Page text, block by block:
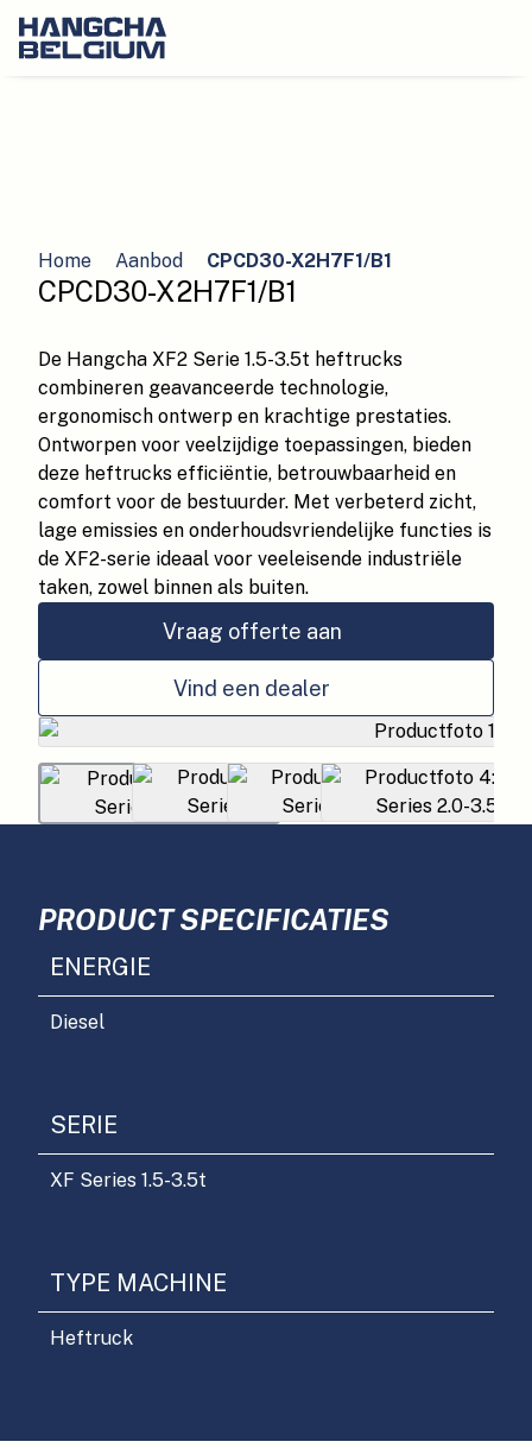
Home Aanbod CPCD30-X2H7F1/B1
CPCD30-X2H7F1/B1
De Hangcha XF2 Serie 1.5-3.5t heftrucks
combineren geavanceerde technologie,
ergonomisch ontwerp en krachtige prestaties.
Ontworpen voor veelzijdige toepassingen, bieden
deze heftrucks efficiëntie, betrouwbaarheid en
comfort voor de bestuurder. Met verbeterd zicht,
lage emissies en onderhoudsvriendelijke functies is
de XF2-serie ideaal voor veeleisende industriële
taken, zowel binnen als buiten.
Vraag offerte aan
Vind een dealer
PRODUCT SPECIFICATIES
ENERGIE
Diesel
SERIE
XF Series 1.5-3.5t
TYPE MACHINE
Heftruck